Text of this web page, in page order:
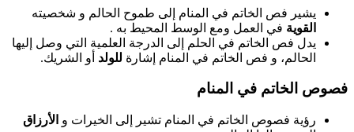
يشير فص الخاتم في المنام إلى طموح الحالم و شخصيته
القوية في العمل ومع الوسط المحيط به .
يدل فص الخاتم في الحلم إلى الدرجة العلمية التي وصل إليها
الحالم، و فص الخاتم في المنام إشارة للولد أو الشريك.
فصوص الخاتم في المنام
رؤية فصوص الخاتم في المنام تشير إلى الخيرات و الأرزاق